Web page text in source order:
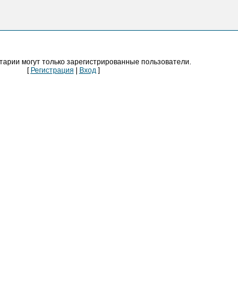
могут только зарегистрированные пользователи.
[ Регистрация Вход]